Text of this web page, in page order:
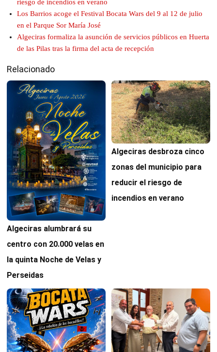
riesgo de incendios en verano
Los Barrios acoge el Festival Bocata Wars del 9 al 12 de julio
en el Parque Sor María José
Algeciras formaliza la asunción de servicios públicos en Huerta
de las Pilas tras la firma del acta de recepción
Relacionado
Algeciras alumbrará su
centro con 20.000 velas en
la quinta Noche de Velas y
Perseidas
Algeciras desbroza cinco
zonas del municipio para
reducir el riesgo de
incendios en verano